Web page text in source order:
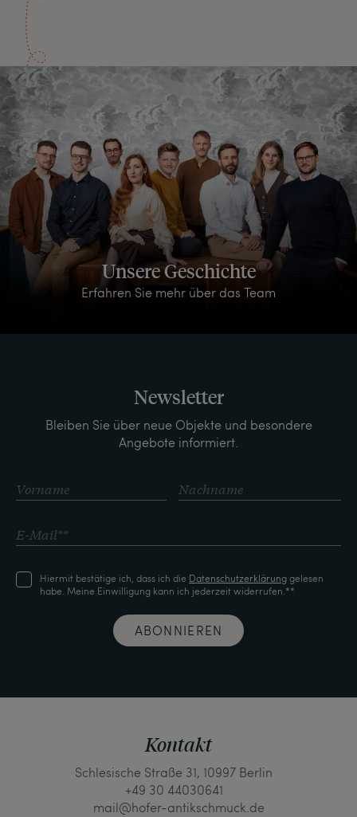
Unsere Geschichte
Erfahren Sie mehr über das Team
Newsletter
Bleiben Sie über neue Objekte und besondere
Angebote informiert.
Hiermit bestätige ich, dass ich die Daten­schutz­erklärunggelesen
habe. Meine Einwilligung kann ich jederzeit widerrufen.**
ABONNIEREN
Kontakt
Schlesische Straße 31, 10997 Berlin
+49 30 44030641
mail@hofer-antikschmuck.de